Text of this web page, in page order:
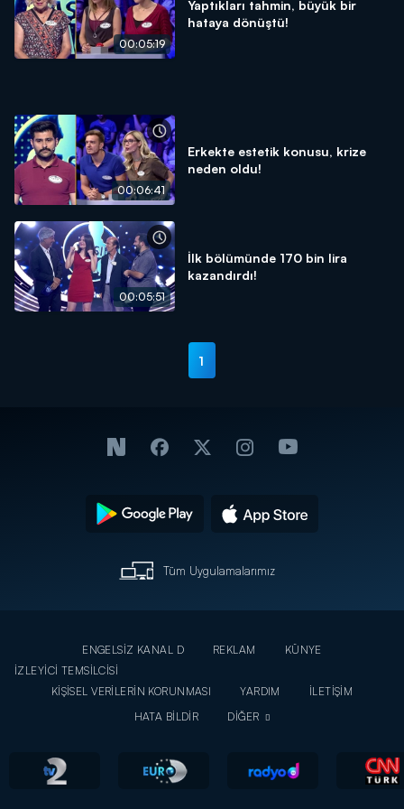
00:05:19
Yaptıkları tahmin, büyük bir
hataya dönüştü!
00:06:41
Erkekte estetik konusu, krize
neden oldu!
00:05:51
İlk bölümünde 170 bin lira
kazandırdı!
1
Tüm Uygulamalarımız
ENGELSİZ KANAL D REKLAM
KÜNYE
İZLEYİCİ TEMSİLCİSİ
KİŞİSEL VERİLERİN KORUNMASI
YARDIM
İLETİŞİM
HATA BİLDİR
DİĞER